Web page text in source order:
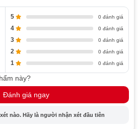
5 0 đánh giá
4 0 đánh giá
3 0 đánh giá
2 0 đánh giá
1 0 đánh giá
này?
Đánh giá ngay
nào. Hãy là người nhận xét đầu tiên